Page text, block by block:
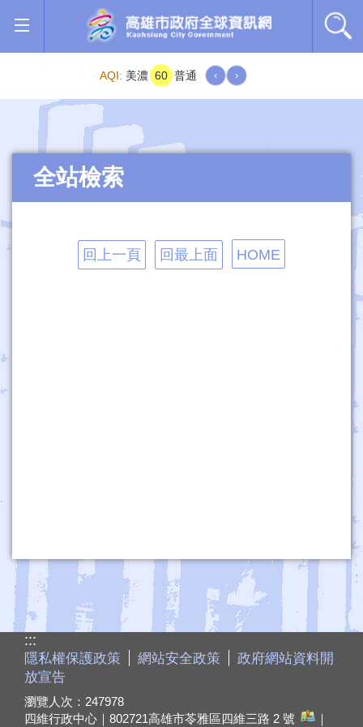
跳到主要內容區塊
AQI: 美濃 60 普通 ‹ ›
全站檢索
回上一頁 回最上面 HOME
:::
隱私權保護政策 網站安全政策
政府網站資料開
放宣告
瀏覽人次： 247978
四維行政中心｜802721高雄市苓雅區四維三路 2 號 ｜